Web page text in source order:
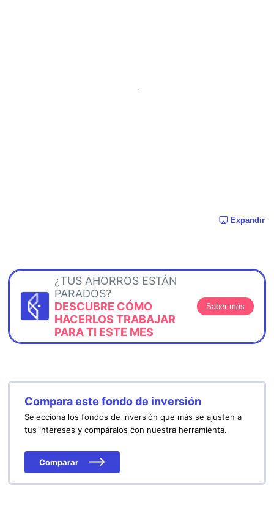
Expandir
¿TUS AHORROS ESTÁN
PARADOS?
DESCUBRE CÓMO
HACERLOS TRABAJAR
PARA TI ESTE MES
Saber más
Compara este fondo de inversión
Selecciona los fondos de inversión que más se ajusten a
tus intereses y compáralos con nuestra herramienta.
Comparar